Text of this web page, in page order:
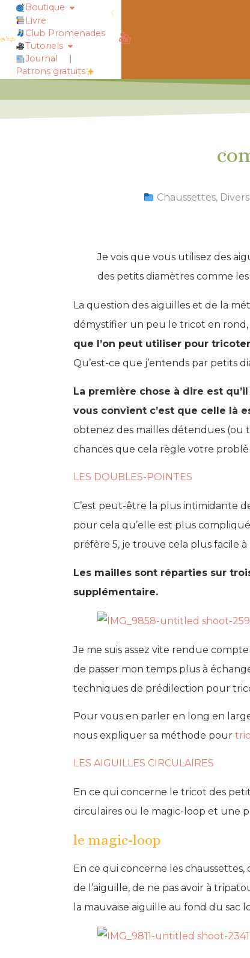
obtiens 20% de réduction
Boutique
Livre
Club Promenades
Tutoriels
Journal
|
Patrons gratuits
Chaussettes, Divers
Je vois que vous utilisez des
des petits diamètres comme
La question des aiguilles et de la
démystifier un peu le tricot en rond,
que l’on peut utiliser pour
Qu’est-ce que j’entends par petits
La première chose à dire est
vous convient c’est que celle là
obtenez des mailles détendues (ou
chances que cela règle votre
LES DOUBLES-POINTES
C’est peut-être la plus intimidante
pour cela qu’elle est plus
préfère 5, je trouve cela plus facile
Les mailles sont réparties sur
supplémentaire.
Je me suis assez vite rendue
de passer mon temps plus à
techniques de prédilection pour
Pour vous en parler en long en
nous expliquer sa méthode pour
LES AIGUILLES CIRCULAIRES
En ce qui concerne le tricot des
circulaires ou le magic-loop et une
le magic-loop
En ce qui concerne les
de l’aiguille, de ne pas avoir à
la mauvaise aiguille au fond du sac